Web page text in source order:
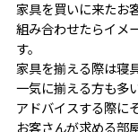
家具を買いに来たお
組み合わせたらイメ
す。
家具を揃える際は寝
一気に揃える方も多
アドバイスする際に
お客さんが求める部